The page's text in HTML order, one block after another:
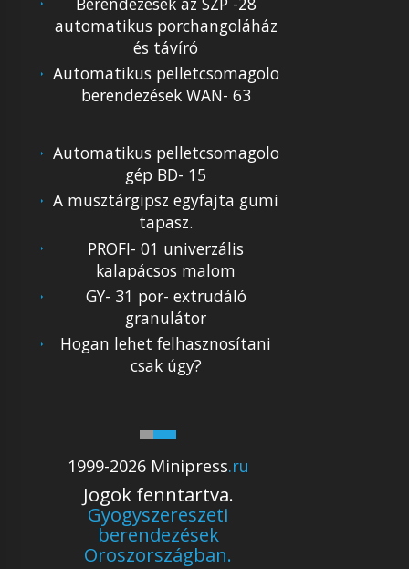
automatikus porchangoláház
és távíró
Automatikus pelletcsomagolo
berendezések WAN- 63
1999-2026 Minipress.ru
Jogok fenntartva.
Gyogyszereszeti
berendezések
Oroszországban.
Automatikus pelletcsomagolo
gép BD- 15
A musztárgipsz egyfajta gumi
tapasz.
PROFI- 01 univerzális
kalapácsos malom
GY- 31 por- extrudáló
granulátor
Hogan lehet felhasznosítani
csak úgy?